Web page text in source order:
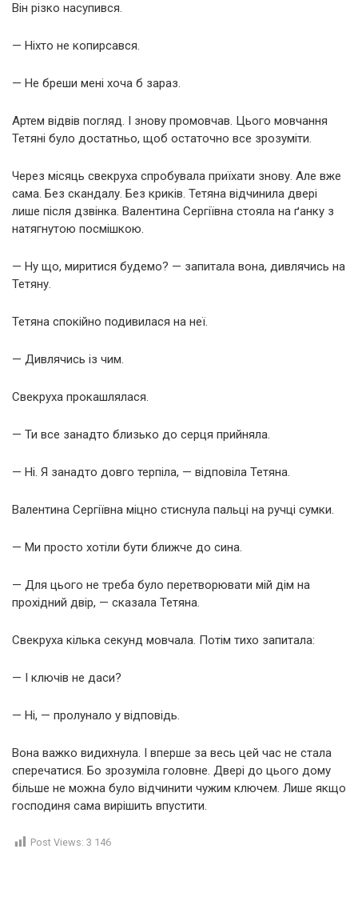
Він різко насупився.
— Ніхто не копирсався.
— Не бреши мені хоча б зараз.
Артем відвів погляд. І знову промовчав. Цього мовчання
Тетяні було достатньо, щоб остаточно все зрозуміти.
Через місяць свекруха спробувала приїхати знову. Але вже
сама. Без скандалу. Без криків. Тетяна відчинила двері
лише після дзвінка. Валентина Сергіївна стояла на ґанку з
натягнутою посмішкою.
— Ну що, миритися будемо? — запитала вона, дивлячись на
Тетяну.
Тетяна спокійно подивилася на неї.
— Дивлячись із чим.
Свекруха прокашлялася.
— Ти все занадто близько до серця прийняла.
— Ні. Я занадто довго терпіла, — відповіла Тетяна.
Валентина Сергіївна міцно стиснула пальці на ручці сумки.
— Ми просто хотіли бути ближче до сина.
— Для цього не треба було перетворювати мій дім на
прохідний двір, — сказала Тетяна.
Свекруха кілька секунд мовчала. Потім тихо запитала:
— І ключів не даси?
— Ні, — пролунало у відповідь.
Вона важко видихнула. І вперше за весь цей час не стала
сперечатися. Бо зрозуміла головне. Двері до цього дому
більше не можна було відчинити чужим ключем. Лише якщо
господиня сама вирішить впустити.
Post Views: 3 146